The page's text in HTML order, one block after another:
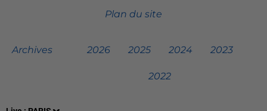
Plan du site
Archives 2026 2025 2024 2023
2022